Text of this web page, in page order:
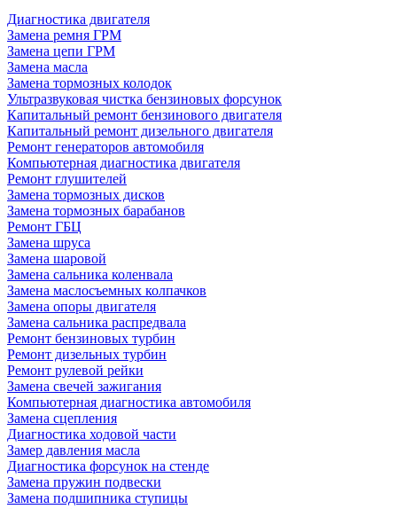
Диагностика двигателя
Замена ремня ГРМ
Замена цепи ГРМ
Замена масла
Замена тормозных колодок
Ультразвуковая чистка бензиновых форсунок
Капитальный ремонт бензинового двигателя
Капитальный ремонт дизельного двигателя
Ремонт генераторов автомобиля
Компьютерная диагностика двигателя
Ремонт глушителей
Замена тормозных дисков
Замена тормозных барабанов
Ремонт ГБЦ
Замена шруса
Замена шаровой
Замена сальника коленвала
Замена маслосъемных колпачков
Замена опоры двигателя
Замена сальника распредвала
Ремонт бензиновых турбин
Ремонт дизельных турбин
Ремонт рулевой рейки
Замена свечей зажигания
Компьютерная диагностика автомобиля
Замена сцепления
Диагностика ходовой части
Замер давления масла
Диагностика форсунок на стенде
Замена пружин подвески
Замена подшипника ступицы